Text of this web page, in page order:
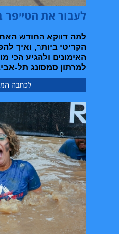
לעבור את הטייפר
למה דווקא החודש
הקריטי ביותר, ואיך
האימונים ולהגיע הכי
למרתון סמסונג תל-
לכתבה